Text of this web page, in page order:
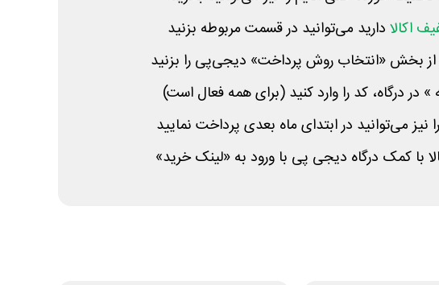
اکالا دارید می‌توانید در قسمت مربوطه بزنید
از بخش «انتخاب روش پرداخت» دیجی‌پی را بزنید
در درگاه، کد را وارد کنید (برای همه فعال است)
نیز می‌توانید در ابتدای ماه بعدی پرداخت نمایید
با کمک درگاه دیجی پی با ورود به «لینک خرید»